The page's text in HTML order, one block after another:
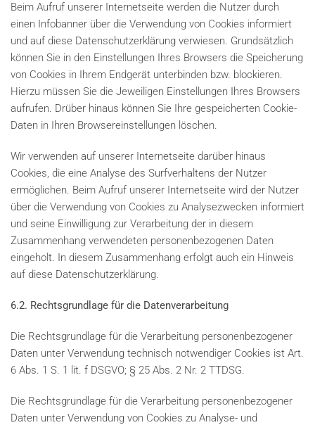
Beim Aufruf unserer Internetseite werden die Nutzer durch
einen Infobanner über die Verwendung von Cookies informiert
und auf diese Datenschutzerklärung verwiesen. Grundsätzlich
können Sie in den Einstellungen Ihres Browsers die Speicherung
von Cookies in Ihrem Endgerät unterbinden bzw. blockieren.
Hierzu müssen Sie die Jeweiligen Einstellungen Ihres Browsers
aufrufen. Drüber hinaus können Sie Ihre gespeicherten Cookie-
Daten in Ihren Browsereinstellungen löschen.
Wir verwenden auf unserer Internetseite darüber hinaus
Cookies, die eine Analyse des Surfverhaltens der Nutzer
ermöglichen. Beim Aufruf unserer Internetseite wird der Nutzer
über die Verwendung von Cookies zu Analysezwecken informiert
und seine Einwilligung zur Verarbeitung der in diesem
Zusammenhang verwendeten personenbezogenen Daten
eingeholt. In diesem Zusammenhang erfolgt auch ein Hinweis
auf diese Datenschutzerklärung.
6.2. Rechtsgrundlage für die Datenverarbeitung
Die Rechtsgrundlage für die Verarbeitung personenbezogener
Daten unter Verwendung technisch notwendiger Cookies ist Art.
6 Abs. 1 S. 1 lit. f DSGVO; § 25 Abs. 2 Nr. 2 TTDSG.
Die Rechtsgrundlage für die Verarbeitung personenbezogener
Daten unter Verwendung von Cookies zu Analyse- und